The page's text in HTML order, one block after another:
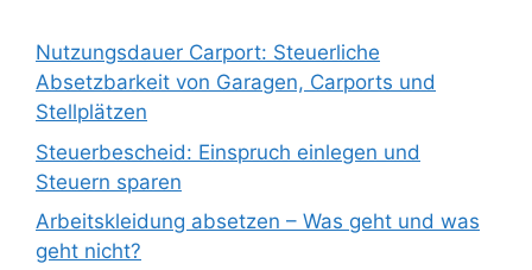
Nutzungsdauer Carport: Steuerliche
Absetzbarkeit von Garagen, Carports und
Stellplätzen
Steuerbescheid: Einspruch einlegen und
Steuern sparen
Arbeitskleidung absetzen – Was geht und was
geht nicht?